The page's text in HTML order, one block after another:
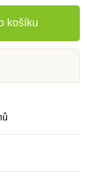
košíku